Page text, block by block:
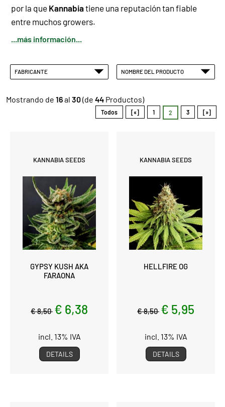
por la que Kannabiatiene una reputación tan fiable
entre muchos growers.
...más información...
FABRICANTE NOMBRE DEL PRODUCTO
Mostrando de 16al 30(de 44 Productos)
Todos [«] 1 2 3 [»]
KANNABIA SEEDS
GYPSY KUSH AKA
FARAONA
€ 8,50 € 6,38
incl. 13% IVA
DETAILS
KANNABIA SEEDS
HELLFIRE OG
€ 8,50 € 5,95
incl. 13% IVA
DETAILS